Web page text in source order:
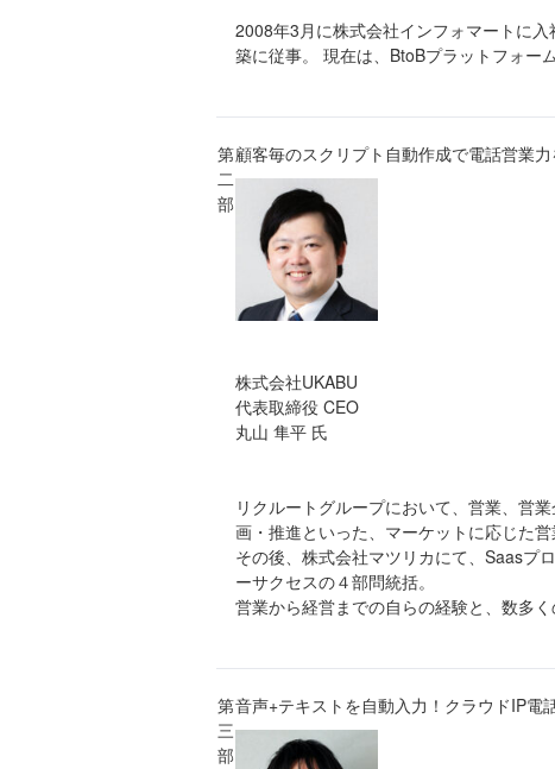
2008年3月に株式会社インフォマートに
築に従事。 現在は、BtoBプラットフォー
第
二
部
顧客毎のスクリプト自動作成で電話営業
株式会社UKABU
代表取締役 CEO
丸山 隼平 氏
リクルートグループにおいて、営業、営
画・推進といった、マーケットに応じた営
その後、株式会社マツリカにて、Saasプ
ーサクセスの４部問統括。
営業から経営までの自らの経験と、数多
第
三
部
音声+テキストを自動入力！クラウドIP電